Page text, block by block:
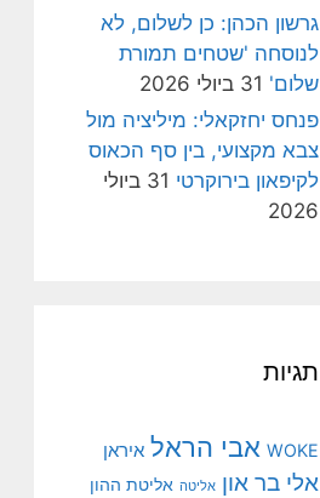
גרשון הכהן: כן לשלום, לא
לנוסחה 'שטחים תמורת
שלום' 31 ביולי 2026
פנחס יחזקאלי: מיליציה מול
צבא מקצועי, בין סף הכאוס
לקיפאון בירוקרטי
31 ביולי
2026
תגיות
WOKE אבי הראל איראן
אלי בר און אליטה אליטת ההון